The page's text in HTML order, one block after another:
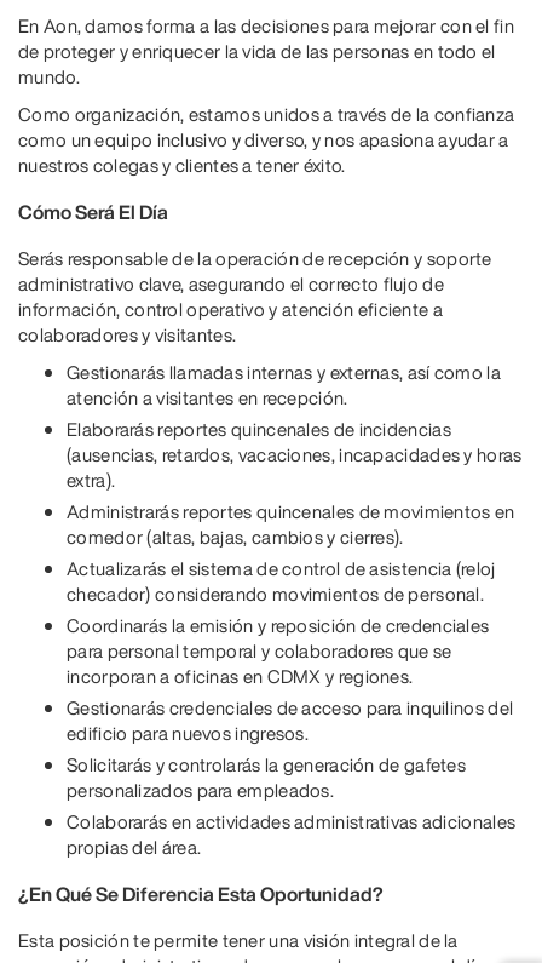
En Aon, damos forma a las decisiones para mejorar con el fin
de proteger y enriquecer la vida de las personas en todo el
mundo.
Como organización, estamos unidos a través de la confianza
como un equipo inclusivo y diverso, y nos apasiona ayudar a
nuestros colegas y clientes a tener éxito.
Cómo Será El Día
Serás responsable de la operación de recepción y soporte
administrativo clave, asegurando el correcto flujo de
información, control operativo y atención eficiente a
colaboradores y visitantes.
Gestionarás llamadas internas y externas, así como la
atención a visitantes en recepción.
Elaborarás reportes quincenales de incidencias
(ausencias, retardos, vacaciones, incapacidades y horas
extra).
Administrarás reportes quincenales de movimientos en
comedor (altas, bajas, cambios y cierres).
Actualizarás el sistema de control de asistencia (reloj
checador) considerando movimientos de personal.
Coordinarás la emisión y reposición de credenciales
para personal temporal y colaboradores que se
incorporan a oficinas en CDMX y regiones.
Gestionarás credenciales de acceso para inquilinos del
edificio para nuevos ingresos.
Solicitarás y controlarás la generación de gafetes
personalizados para empleados.
Colaborarás en actividades administrativas adicionales
propias del área.
¿En Qué Se Diferencia Esta Oportunidad?
Esta posición te permite tener una visión integral de la